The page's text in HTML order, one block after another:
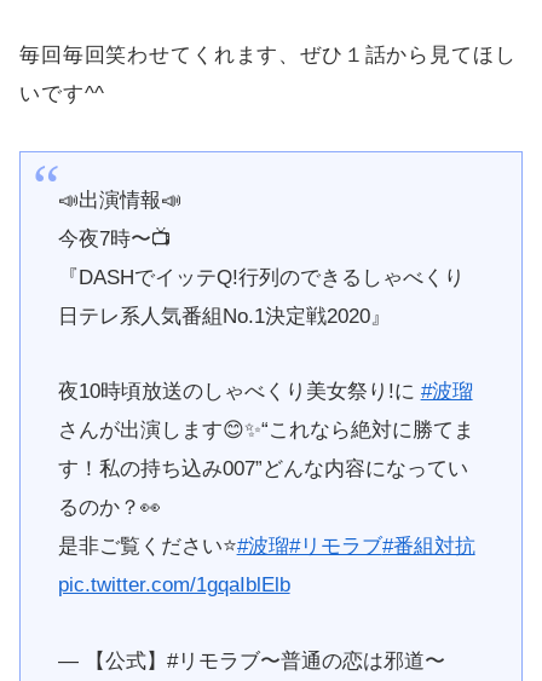
毎回毎回笑わせてくれます、ぜひ１話から見てほし
いです^^
📣出演情報📣
今夜7時〜📺
『DASHでイッテQ!行列のできるしゃべくり
日テレ系人気番組No.1決定戦2020』
夜10時頃放送のしゃべくり美女祭り!に #波瑠
さんが出演します😊✨“これなら絶対に勝てま
す！私の持ち込み007”どんな内容になってい
るのか？👀
是非ご覧ください⭐️#波瑠#リモラブ#番組対抗
pic.twitter.com/1gqaIblElb
— 【公式】#リモラブ〜普通の恋は邪道〜